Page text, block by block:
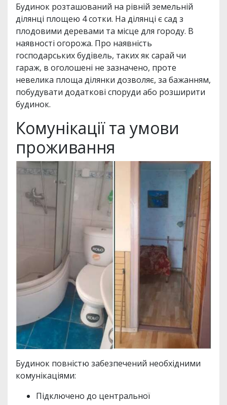
Будинок розташований на рівній земельній
ділянці площею 4 сотки. На ділянці є сад з
плодовими деревами та місце для городу. В
наявності огорожа. Про наявність
господарських будівель, таких як сарай чи
гараж, в оголошені не зазначено, проте
невелика площа ділянки дозволяє, за бажанням,
побудувати додаткові споруди або розширити
будинок.
Комунікації та умови
проживання
Будинок повністю забезпечений необхідними
комунікаціями:
Підключено до центральної